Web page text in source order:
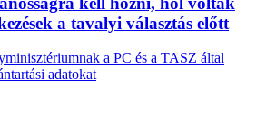
a tavalyi választás előtt
a PC és a TASZ által
adatokat